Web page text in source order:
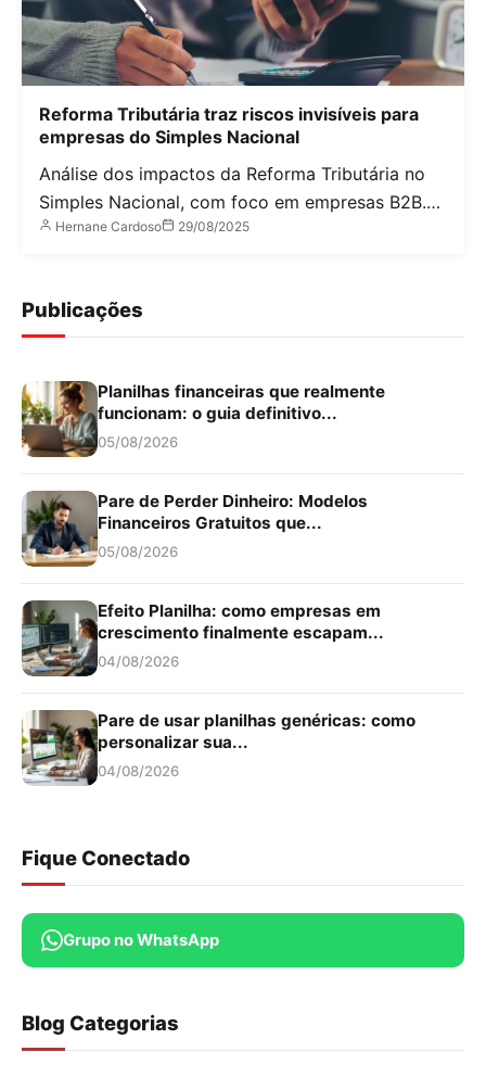
Reforma Tributária traz riscos invisíveis para
empresas do Simples Nacional
Análise dos impactos da Reforma Tributária no
Simples Nacional, com foco em empresas B2B.…
Hernane Cardoso 29/08/2025
Publicações
Planilhas financeiras que realmente
funcionam: o guia definitivo...
05/08/2026
Pare de Perder Dinheiro: Modelos
Financeiros Gratuitos que...
05/08/2026
Efeito Planilha: como empresas em
crescimento finalmente escapam...
04/08/2026
Pare de usar planilhas genéricas: como
personalizar sua...
04/08/2026
Fique Conectado
Grupo no WhatsApp
Blog Categorias